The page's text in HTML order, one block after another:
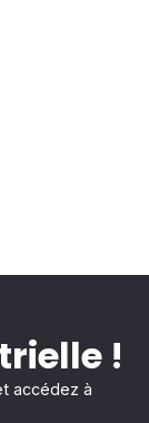
!
accédez à